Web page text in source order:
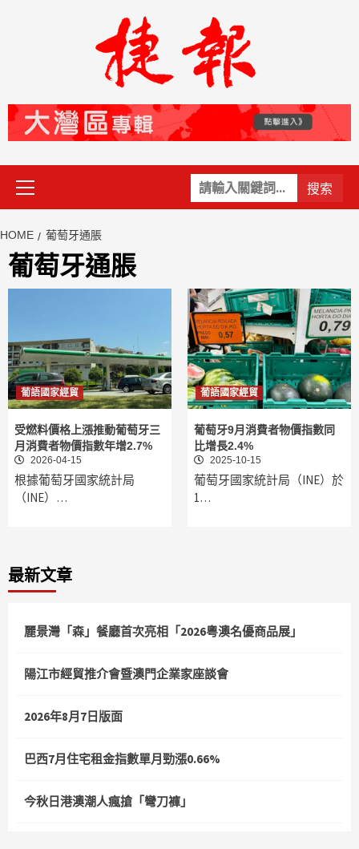
關
鍵
Primary
Menu
HOME 葡萄牙通脹
葡萄牙通脹
葡語國家經貿
受燃料價格上漲推動葡萄牙三
月消費者物價指數年增2.7%
2026-04-15
根據葡萄牙國家統計局
（INE）…
葡語國家經貿
葡萄牙9月消費者物價指數同
比增長2.4%
2025-10-15
葡萄牙國家統計局（INE）於
1…
最新文章
麗景灣「森」餐廳首次亮相「2026粵澳名優商品展」
陽江市經貿推介會暨澳門企業家座談會
2026年8月7日版面
巴西7月住宅租金指數單月勁漲0.66%
今秋日港澳潮人瘋搶「彎刀褲」